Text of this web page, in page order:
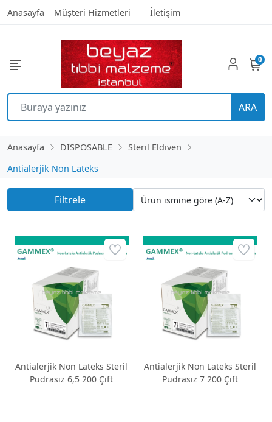
Anasayfa Müşteri Hizmetleri İletişim
ARA
0
Anasayfa DISPOSABLE
Steril Eldiven
Antialerjik Non Lateks
Filtrele
Antialerjik Non Lateks Steril
Pudrasız 6,5 200 Çift
Antialerjik Non Lateks Steril
Pudrasız 7 200 Çift